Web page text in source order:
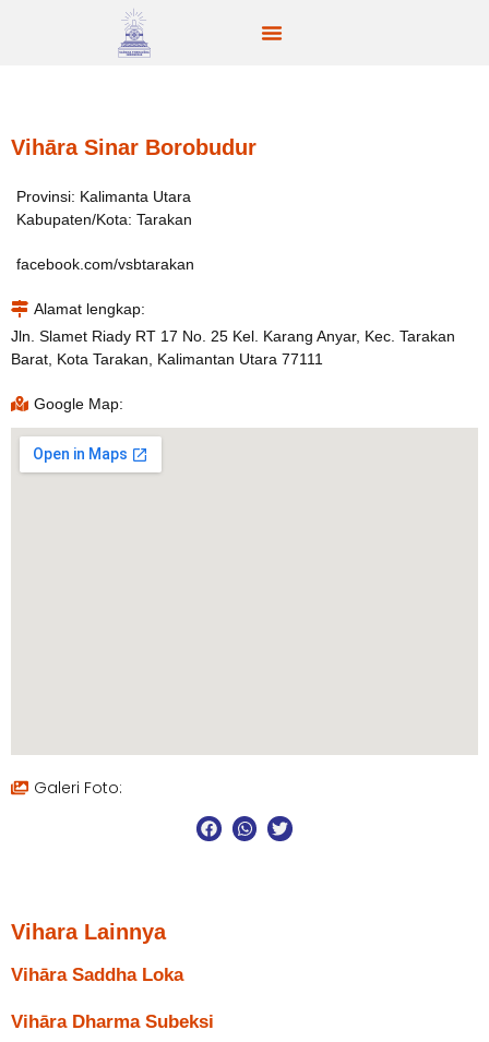
Vihāra Sinar Borobudur
Provinsi: Kalimanta Utara
Kabupaten/Kota: Tarakan
facebook.com/vsbtarakan
Alamat lengkap:
Jln. Slamet Riady RT 17 No. 25 Kel. Karang Anyar, Kec. Tarakan
Barat, Kota Tarakan, Kalimantan Utara 77111
Google Map:
Galeri Foto:
Vihara Lainnya
Vihāra Saddha Loka
Vihāra Dharma Subeksi